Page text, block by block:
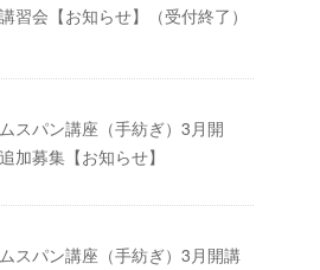
習会【お知らせ】（受付終了）
スパン講座（手紡ぎ）3月開
加募集【お知らせ】
スパン講座（手紡ぎ）3月開講